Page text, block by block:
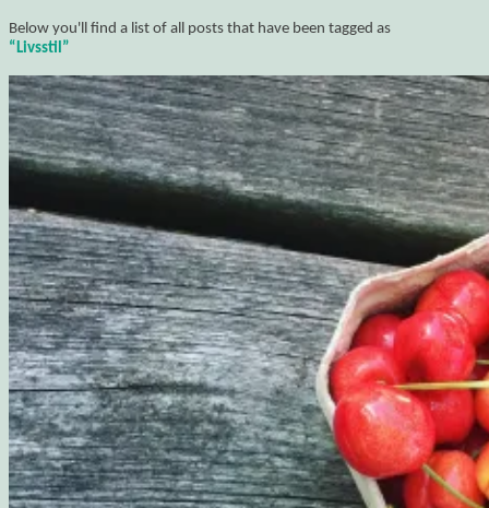
Below you'll find a list of all posts that have been tagged as
“Livsstil”